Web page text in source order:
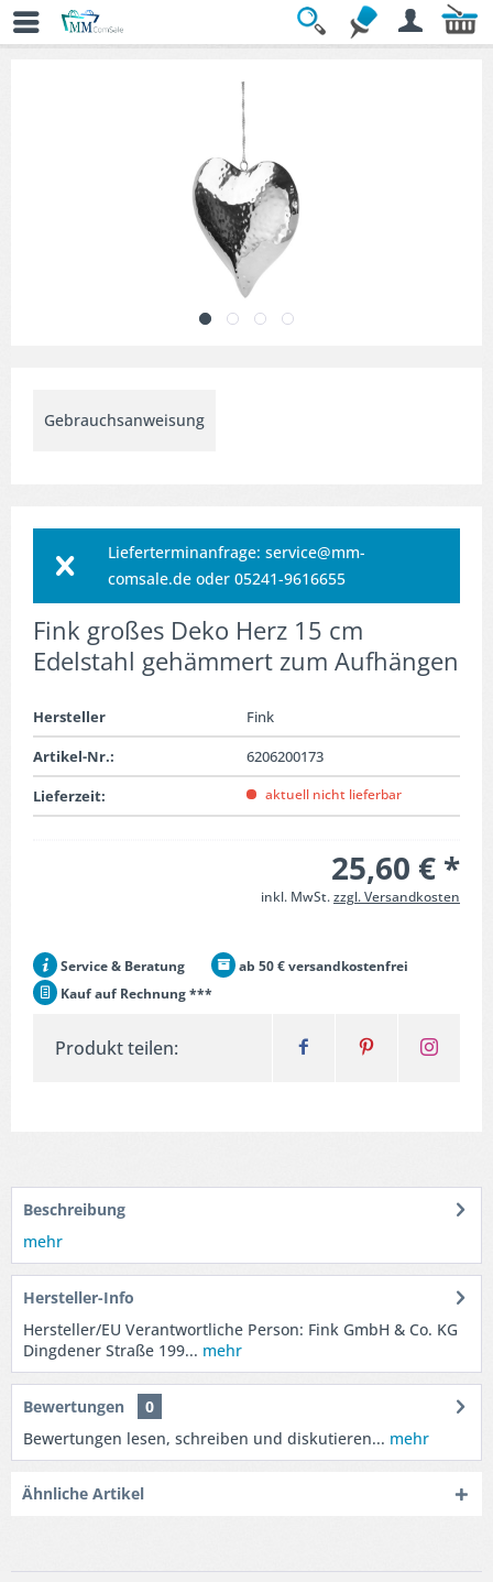
Übersicht
Gebrauchsanweisung
Lieferterminanfrage: service@mm-
comsale.de oder 05241-9616655
Fink großes Deko Herz 15 cm
Edelstahl gehämmert zum Aufhängen
Hersteller
Fink
Artikel-Nr.:
6206200173
Lieferzeit:
aktuell nicht lieferbar
25,60 € *
inkl. MwSt.zzgl. Versandkosten
Service & Beratung
ab 50 € versandkostenfrei
Kauf auf Rechnung ***
Produkt teilen:
Beschreibung
mehr
Hersteller-Info
Hersteller/EU Verantwortliche Person: Fink GmbH & Co. KG
Dingdener Straße 199... mehr
Bewertungen
0
Bewertungen lesen, schreiben und diskutieren... mehr
Ähnliche Artikel